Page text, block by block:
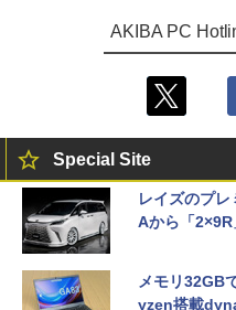
AKIBA PC
Special Site
レイズのプ
Aから「2×9R
メモリ32GB
yzen搭載